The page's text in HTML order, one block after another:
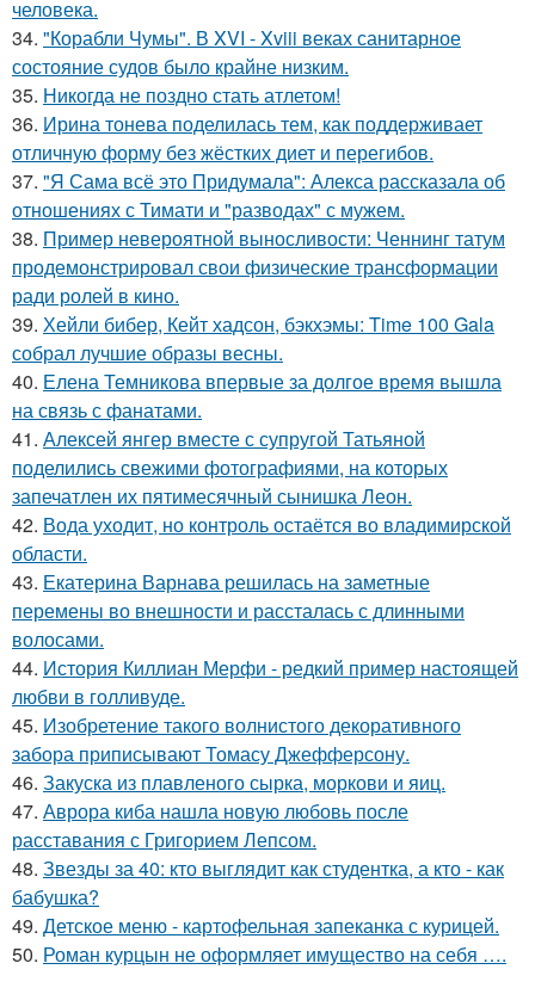
человека.
34. "Корабли Чумы". В XVI - Xviii веках санитарное
состояние судов было крайне низким.
35. Никогда не поздно стать атлетом!
36. Ирина тонева поделилась тем, как поддерживает
отличную форму без жёстких диет и перегибов.
37. "Я Сама всё это Придумала": Алекса рассказала об
отношениях с Тимати и "разводах" с мужем.
38. Пример невероятной выносливости: Ченнинг татум
продемонстрировал свои физические трансформации
ради ролей в кино.
39. Хейли бибер, Кейт хадсон, бэкхэмы: Time 100 Gala
собрал лучшие образы весны.
40. Елена Темникова впервые за долгое время вышла
на связь с фанатами.
41. Алексей янгер вместе с супругой Татьяной
поделились свежими фотографиями, на которых
запечатлен их пятимесячный сынишка Леон.
42. Вода уходит, но контроль остаётся во владимирской
области.
43. Екатерина Варнава решилась на заметные
перемены во внешности и рассталась с длинными
волосами.
44. История Киллиан Мерфи - редкий пример настоящей
любви в голливуде.
45. Изобретение такого волнистого декоративного
забора приписывают Томасу Джефферсону.
46. Закуска из плавленого сырка, моркови и яиц.
47. Аврора киба нашла новую любовь после
расставания с Григорием Лепсом.
48. Звезды за 40: кто выглядит как студентка, а кто - как
бабушка?
49. Детское меню - картофельная запеканка с курицей.
50. Роман курцын не оформляет имущество на себя ….